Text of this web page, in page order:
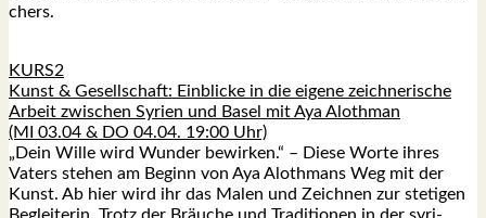
chers.
KURS2
Kunst & Gesell­schaft: Ein­bli­cke in die eige­ne zeich­ne­ri­sche
Arbeit zwi­schen Syri­en und Basel mit Aya Aloth­man
(MI 03.04 & DO 04.04. 19:00 Uhr)
„Dein Wil­le wird Wun­der bewir­ken.“ – Die­se Wor­te ihres
Vaters ste­hen am Beginn von Aya Aloth­mans Weg mit der
Kunst. Ab hier wird ihr das Malen und Zeich­nen zur ste­ti­gen